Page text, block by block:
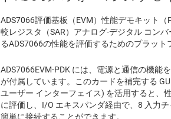
ADS7066評価基板（EVM）性能デモキット（
較レジスタ（SAR）アナログ-デジタル コンバ
るADS7066の性能を評価するためのプラット
ADS7066EVM-PDK には、電源と通信の機能
が付属しています。このカードを補完する
ユーザー インターフェイス) を活用すると、
に評価し、I/O エキスパンダ経由で、8 入力
簡単に接続することができます。